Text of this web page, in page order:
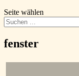
Seite wählen
fenster